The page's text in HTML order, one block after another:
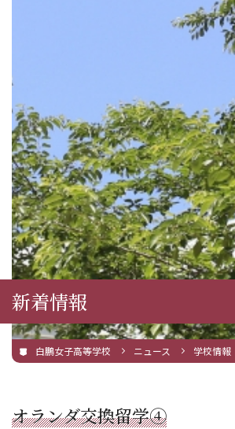
新着情報
白鵬女子高等学校 ニュース 学校情報
オランダ交換留学④